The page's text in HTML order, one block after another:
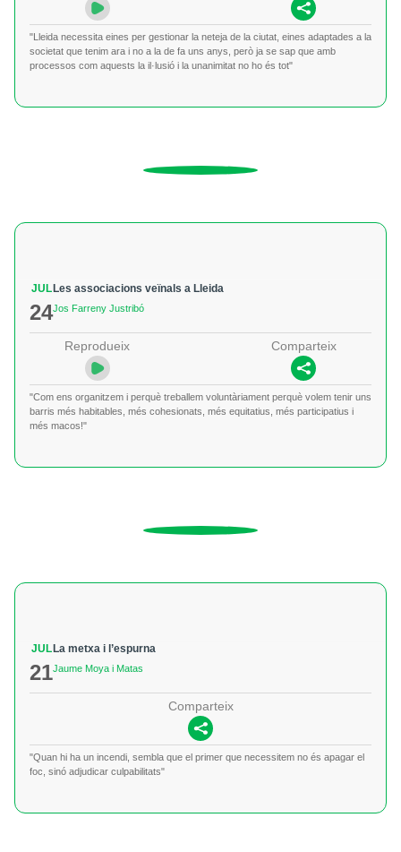
"Lleida necessita eines per gestionar la neteja de la ciutat, eines adaptades a la
societat que tenim ara i no a la de fa uns anys, però ja se sap que amb
processos com aquests la il·lusió i la unanimitat no ho és tot"
JUL
24
Les associacions veïnals a Lleida
Jos Farreny Justribó
Reprodueix Comparteix
"Com ens organitzem i perquè treballem voluntàriament perquè volem tenir uns
barris més habitables, més cohesionats, més equitatius, més participatius i
més macos!"
JUL
21
La metxa i l’espurna
Jaume Moya i Matas
Comparteix
"Quan hi ha un incendi, sembla que el primer que necessitem no és apagar el
foc, sinó adjudicar culpabilitats"